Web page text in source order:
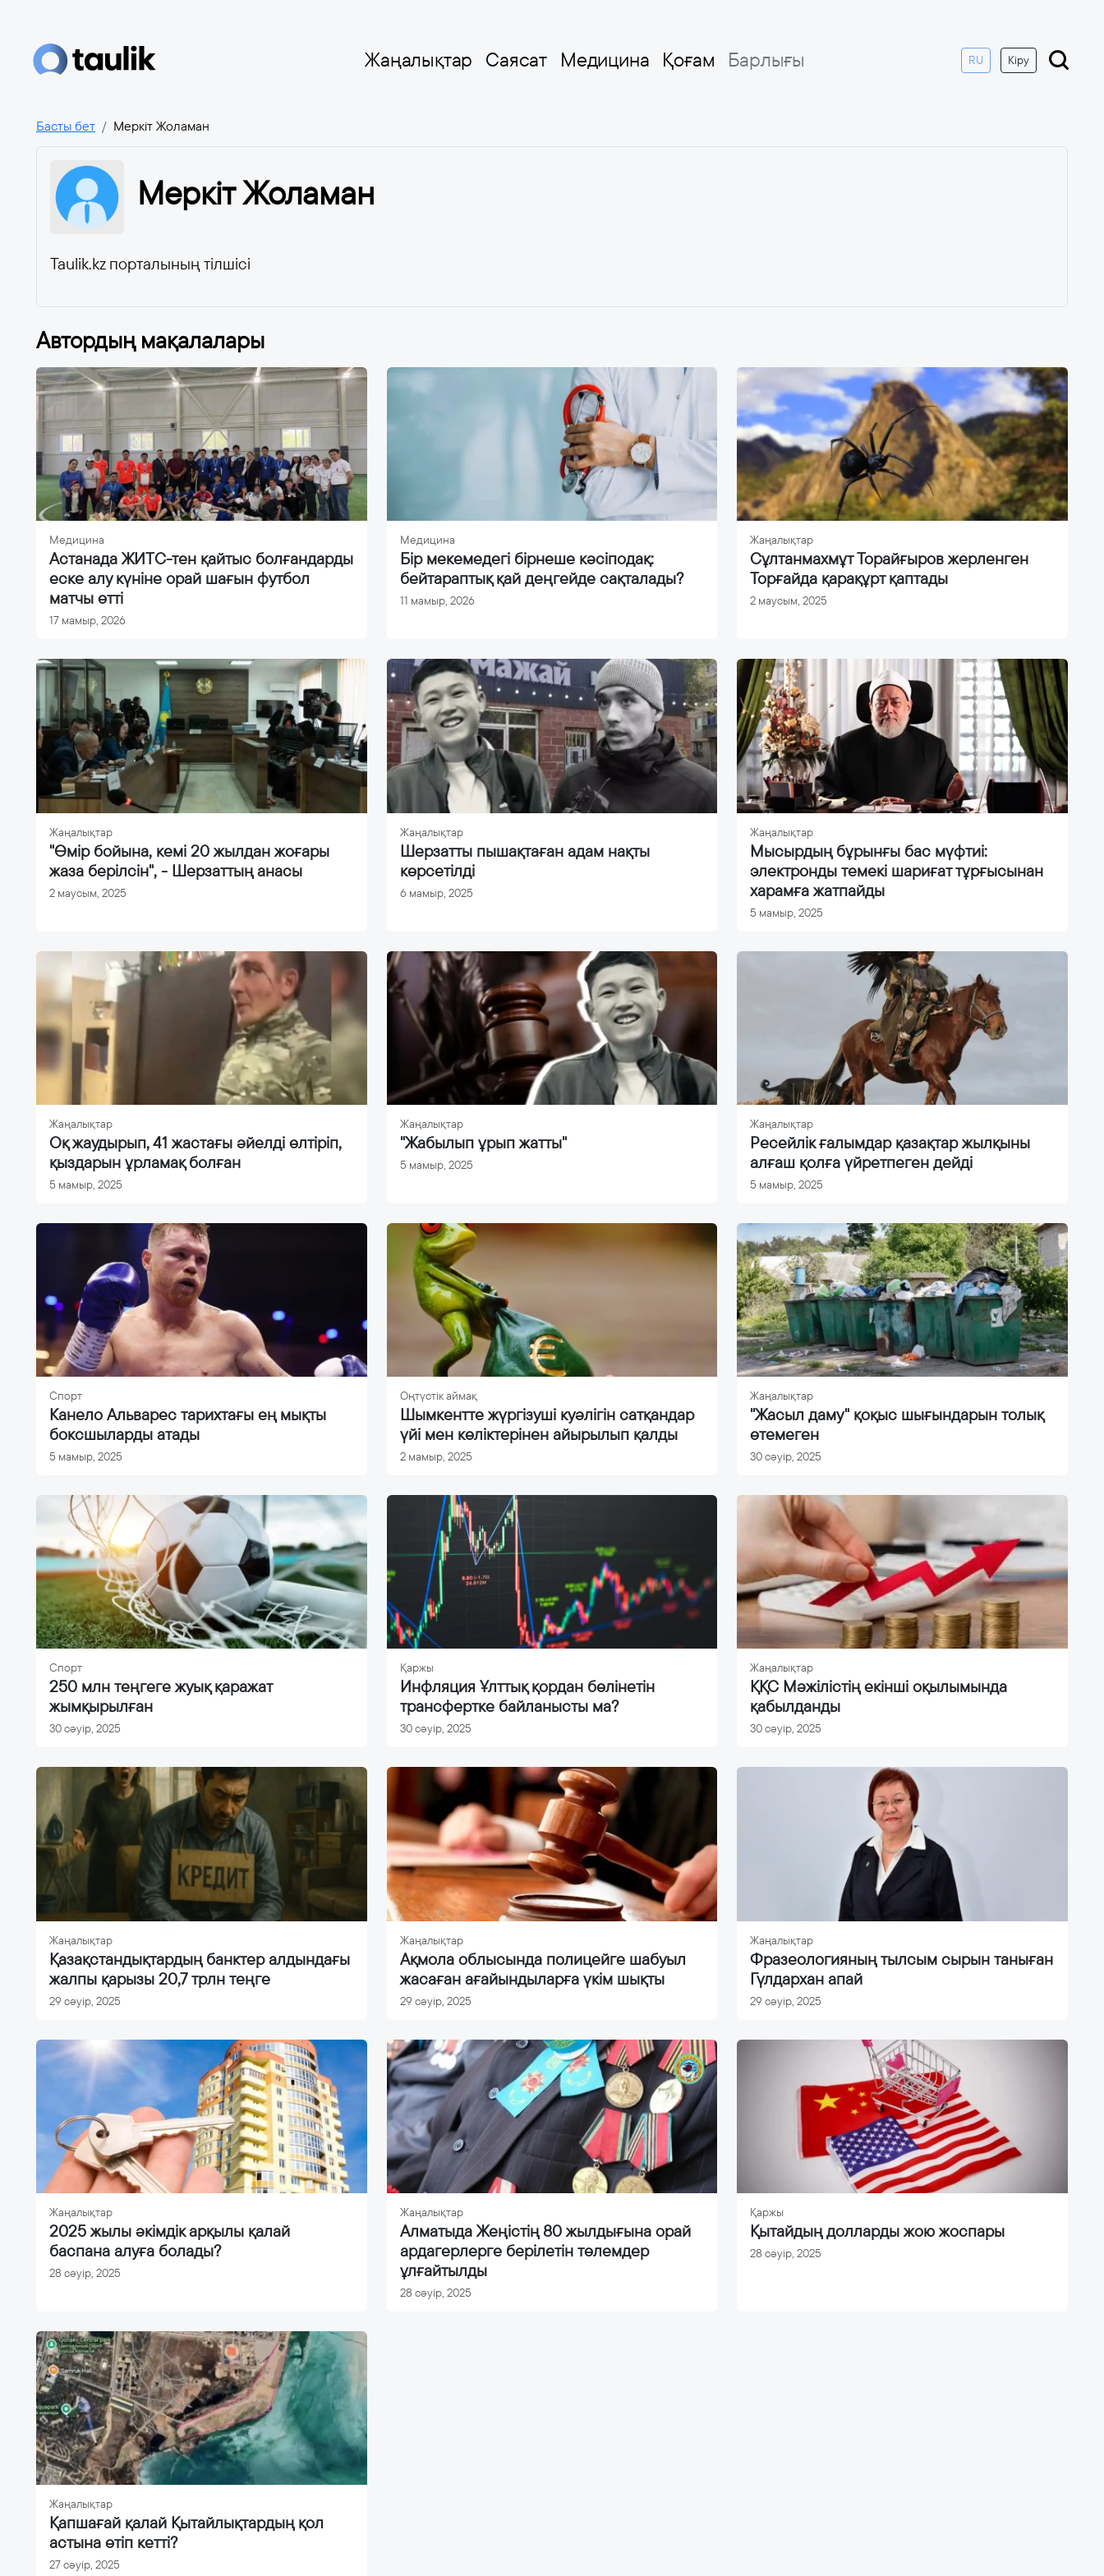
Жаңалықтар Саясат Медицина Қоғам Барлығы RU Кіру
Басты бет Меркіт Жоламан
Меркіт Жоламан
Taulik.kz порталының тілшісі
Автордың мақалалары
Медицина
Астанада ЖИТС-тен қайтыс болғандарды
еске алу күніне орай шағын футбол
матчы өтті
17 мамыр, 2026
Медицина
Бір мекемедегі бірнеше кәсіподақ:
бейтараптық қай деңгейде сақталады?
11 мамыр, 2026
Жаңалықтар
Сұлтанмахмұт Торайғыров жерленген
Торғайда қарақұрт қаптады
2 маусым, 2025
Жаңалықтар
"Өмір бойына, кемі 20 жылдан жоғары
жаза берілсін", - Шерзаттың анасы
2 маусым, 2025
Жаңалықтар
Шерзатты пышақтаған адам нақты
көрсетілді
6 мамыр, 2025
Жаңалықтар
Мысырдың бұрынғы бас мүфтиі:
электронды темекі шариғат тұрғысынан
харамға жатпайды
5 мамыр, 2025
Жаңалықтар
Оқ жаудырып, 41 жастағы әйелді өлтіріп,
қыздарын ұрламақ болған
5 мамыр, 2025
Жаңалықтар
"Жабылып ұрып жатты"
5 мамыр, 2025
Жаңалықтар
Ресейлік ғалымдар қазақтар жылқыны
алғаш қолға үйретпеген дейді
5 мамыр, 2025
Спорт
Канело Альварес тарихтағы ең мықты
боксшыларды атады
5 мамыр, 2025
Оңтүстік аймақ
Шымкентте жүргізуші куәлігін сатқандар
үйі мен көліктерінен айырылып қалды
2 мамыр, 2025
Жаңалықтар
"Жасыл даму" қоқыс шығындарын толық
өтемеген
30 сәуір, 2025
Спорт
250 млн теңгеге жуық қаражат
жымқырылған
30 сәуір, 2025
Қаржы
Инфляция Ұлттық қордан бөлінетін
трансфертке байланысты ма?
30 сәуір, 2025
Жаңалықтар
ҚҚС Мәжілістің екінші оқылымында
қабылданды
30 сәуір, 2025
Жаңалықтар
Қазақстандықтардың банктер алдындағы
жалпы қарызы 20,7 трлн теңге
29 сәуір, 2025
Жаңалықтар
Ақмола облысында полицейге шабуыл
жасаған ағайындыларға үкім шықты
29 сәуір, 2025
Жаңалықтар
Фразеологияның тылсым сырын таныған
Гүлдархан апай
29 сәуір, 2025
Жаңалықтар
2025 жылы әкімдік арқылы қалай
баспана алуға болады?
28 сәуір, 2025
Жаңалықтар
Алматыда Жеңістің 80 жылдығына орай
ардагерлерге берілетін төлемдер
ұлғайтылды
28 сәуір, 2025
Қаржы
Қытайдың долларды жою жоспары
28 сәуір, 2025
Жаңалықтар
Қапшағай қалай Қытайлықтардың қол
астына өтіп кетті?
27 сәуір, 2025